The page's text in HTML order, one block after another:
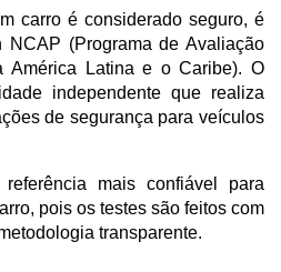
carro é considerado seguro, é
NCAP (Programa de Avaliação
independente que realiza
de segurança para veículos
mais confiável para
pois os testes são feitos com
transparente.